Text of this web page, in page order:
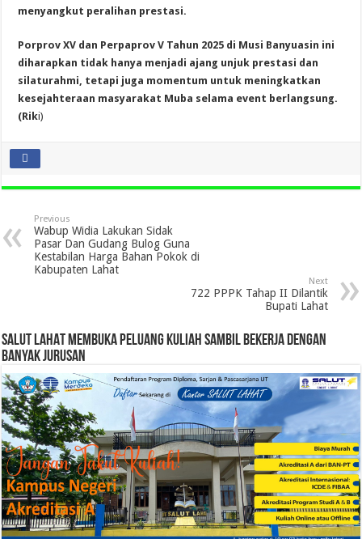
menyangkut peralihan prestasi.
Porprov XV dan Perpaprov V Tahun 2025 di Musi Banyuasin ini
diharapkan tidak hanya menjadi ajang unjuk prestasi dan
silaturahmi, tetapi juga momentum untuk meningkatkan
kesejahteraan masyarakat Muba selama event berlangsung.
(Riki)
Previous
Wabup Widia Lakukan Sidak
Pasar Dan Gudang Bulog Guna
Kestabilan Harga Bahan Pokok di
Kabupaten Lahat
Next
722 PPPK Tahap II Dilantik
Bupati Lahat
SALUT LAHAT MEMBUKA PELUANG KULIAH SAMBIL BEKERJA DENGAN
BANYAK JURUSAN